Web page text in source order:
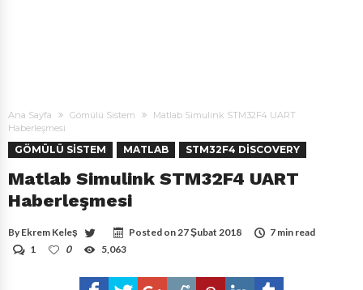
Ana Sayfa Gömülü Sistem
Matlab Simulink STM32F4 UART
Haberleşmesi
GÖMÜLÜ SISTEM MATLAB STM32F4 DISCOVERY
Matlab Simulink STM32F4 UART
Haberleşmesi
By Ekrem Keleş Posted on27 Şubat 2018
7 min read
1
0 5,063